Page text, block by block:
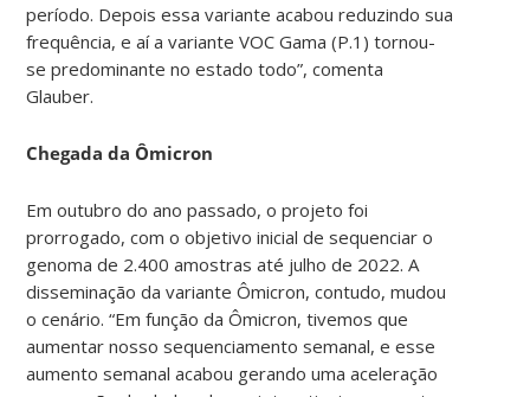
período. Depois essa variante acabou reduzindo sua
frequência, e aí a variante VOC Gama (P.1) tornou-
se predominante no estado todo”, comenta
Glauber.
Chegada da Ômicron
Em outubro do ano passado, o projeto foi
prorrogado, com o objetivo inicial de sequenciar o
genoma de 2.400 amostras até julho de 2022. A
disseminação da variante Ômicron, contudo, mudou
o cenário. “Em função da Ômicron, tivemos que
aumentar nosso sequenciamento semanal, e esse
aumento semanal acabou gerando uma aceleração